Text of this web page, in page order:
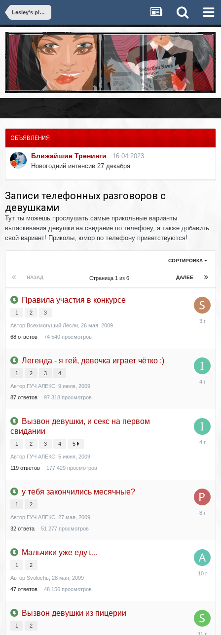
Lesley's playground
ОБЪЯВЛЕНИЯ
Ближайшие Тренинги
16.04.2023
Новогодний интенсив 27 декабря
Записи телефонных разговоров с
девушками
Тут ты можешь прослушать самые прикольные варианты
вытаскивания девушки на свидание по телефону, а также добавить
свой вариант! Приколы, юмор по телефону приветствуются!
СОРТИРОВКА
НАЗАД ДАЛЕЕ
Страница 1 из 6
Правила участия в конкурсе
1 2 3
Автор Всехмогущий Лесли 26 мая, 2009
68 ответов 74 540 просмотров
Легенда - я гей, девочка играет чётко :)
1 2 3 4
Автор ГУЧ АЛЕКС 9 июля, 2009
87 ответов 97 318 просмотров
Вызвон девушки, и секс на первом
свидании
1 2 3 4 5
Автор ГУЧ АЛЕКС 5 июня, 2009
119 ответов 177 429 просмотров
у тебя закончились месячные?
1 2
Автор ГУЧ АЛЕКС 27 мая, 2009
32 ответа 51 277 просмотров
Мальчики уже едут....
1 2
Автор Svolochь 28 мая, 2009
47 ответов 48 156 просмотров
Вызвон девушки из пицерии
1 2
22